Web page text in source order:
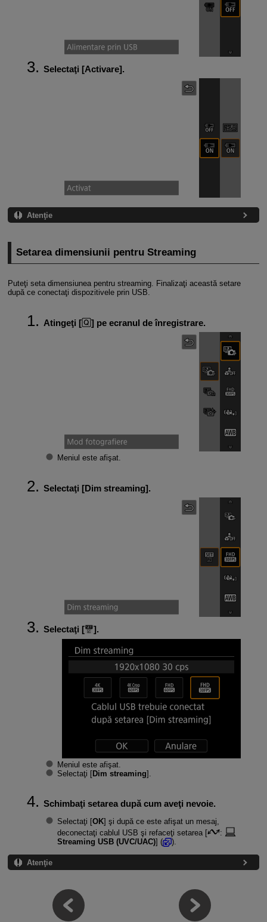
Selectaţi [Activare].
Atenţie
Setarea dimensiunii pentru Streaming
Puteţi seta dimensiunea pentru streaming. Finalizaţi această setare
după ce conectaţi dispozitivele prin USB.
Atingeţi [ ] pe ecranul de înregistrare.
Meniul este afişat.
Selectaţi [Dim streaming].
Selectaţi [ ].
Meniul este afişat.
Selectaţi [Dim streaming].
Schimbaţi setarea după cum aveţi nevoie.
Selectaţi [OK] şi după ce este afişat un mesaj,
deconectaţi cablul USB şi refaceţi setarea [
:
Streaming USB (UVC/UAC)] ( ).
Atenţie